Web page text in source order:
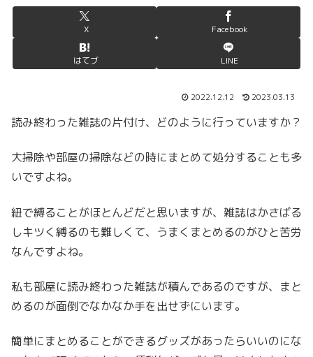
X Facebook
はてブ LINE
2022.12.12 2023.03.13
読み終わった雑誌の片付け、どのように行っていますか？
大掃除や部屋の掃除などの時にまとめて処分することも多
いですよね。
紐で縛ることがほとんどだと思いますが、雑誌はかさばる
しキツく縛るのも難しくて、うまくまとめるのがひと苦労
なんですよね。
私も部屋に読み終わった雑誌が積んであるのですが、まと
めるのが面倒でなかなか手を出せずにいます。
簡単にまとめることができるグッズがあったらいいのにな